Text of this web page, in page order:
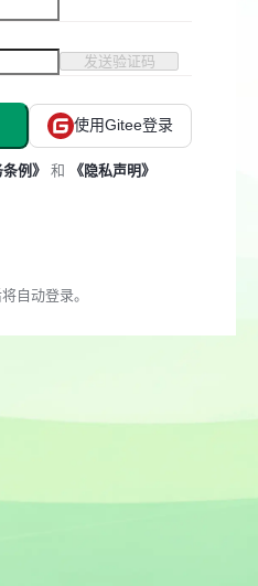
发送验证码
使用Gitee登录
条例》 和 《隐私声明》
自动登录。